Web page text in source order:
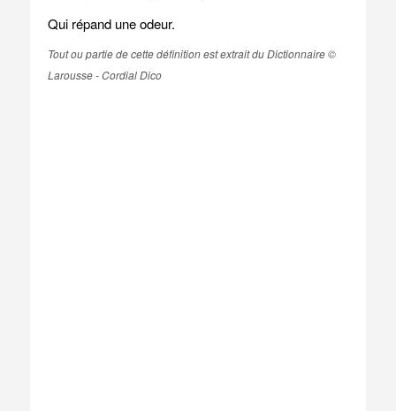
Qui répand une odeur.
Tout ou partie de cette définition est extrait du Dictionnaire ©
Larousse - Cordial Dico